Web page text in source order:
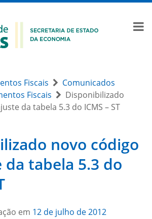
Fiscais
Comunicados
Fiscais
Disponibilizado
da tabela 5.3 do ICMS – ST
novo código
da tabela 5.3 do
em 12 de julho de 2012